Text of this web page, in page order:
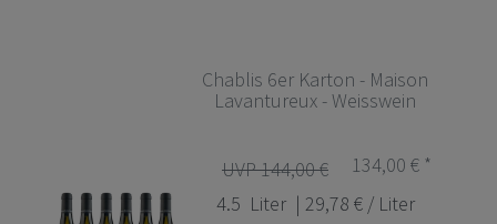
Chablis 6er Karton - Maison
Lavantureux - Weisswein
UVP 144,00 €
134,00 € *
4.5 Liter | 29,78 € / Liter